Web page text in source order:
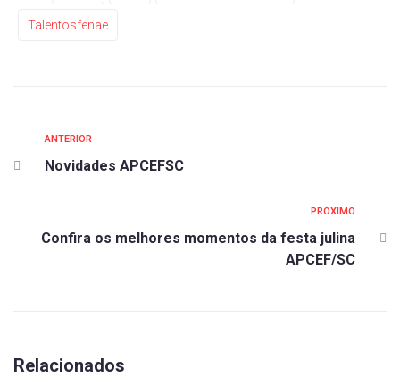
Talentosfenae
ANTERIOR
Novidades APCEFSC
PRÓXIMO
Confira os melhores momentos da festa julina
APCEF/SC
Relacionados